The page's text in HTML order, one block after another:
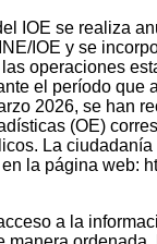
IOE se realiza
IOE y se
operaciones
el período que
2026, se han
(OE)
La ciudadanía
la página web:
a la